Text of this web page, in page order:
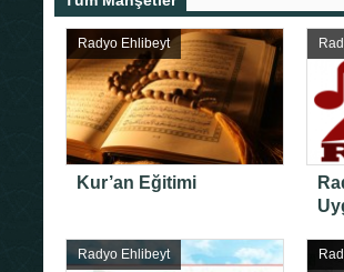
Radyo Ehlibeyt
Kur’an Eğitimi
Radyo Ehlibeyt